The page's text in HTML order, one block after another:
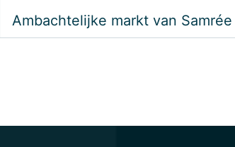
Ambachtelijke markt van Samrée